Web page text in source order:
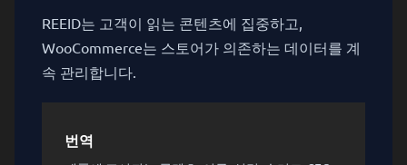
REEID는 고객이 읽는 콘텐츠에 집중하고,
WooCommerce는 스토어가 의존하는 데이터를 계
속 관리합니다.
번역